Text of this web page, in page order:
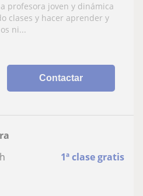
profesora joven y dinámica
clases y hacer aprender y
ni...
Contactar
1ª clase gratis